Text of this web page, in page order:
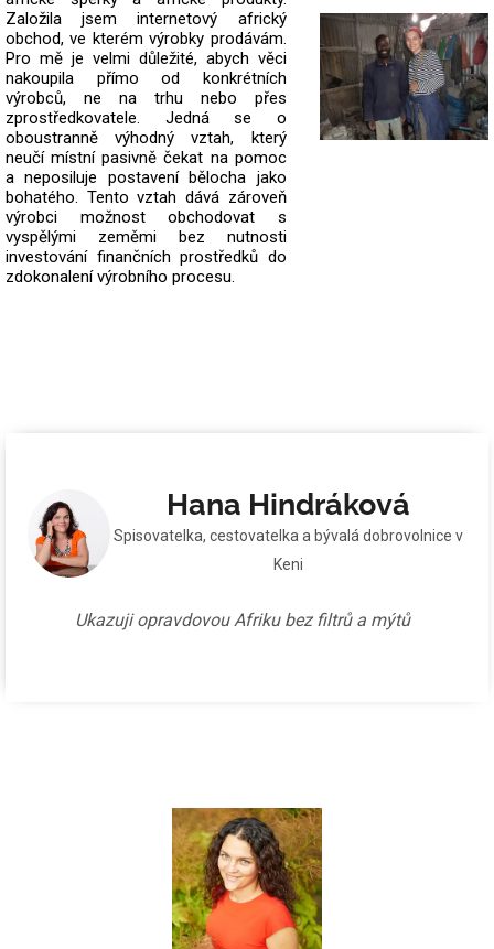
Založila jsem internetový africký
obchod, ve kterém výrobky prodávám.
Pro mě je velmi důležité, abych věci
nakoupila přímo od konkrétních
výrobců, ne na trhu nebo přes
zprostředkovatele. Jedná se o
oboustranně výhodný vztah, který
neučí místní pasivně čekat na pomoc
a neposiluje postavení bělocha jako
bohatého. Tento vztah dává zároveň
výrobci možnost obchodovat s
vyspělými zeměmi bez nutnosti
investování finančních prostředků do
zdokonalení výrobního procesu.
Hana Hindráková
Spisovatelka, cestovatelka a bývalá dobrovolnice v
Keni
Ukazuji opravdovou Afriku bez filtrů a mýtů